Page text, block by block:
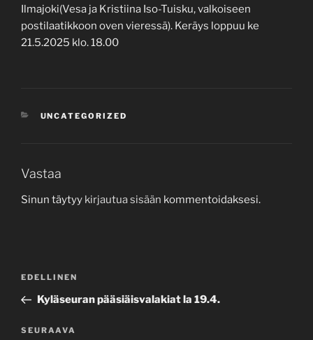
Ilmajoki(Vesa ja Kristiina Iso-Tuisku, valkoiseen
postilaatikkoon oven vieressä). Keräys loppuu ke
21.5.2025 klo. 18.00
KATEGORIAT
UNCATEGORIZED
Vastaa
Sinun täytyy kirjautua sisään kommentoidaksesi.
Edellinen
artikkeli
EDELLINEN
Kyläseuran pääsiäisvalakiat la 19.4.
Seuraava
SEURAAVA